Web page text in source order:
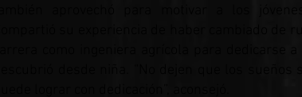
también aprovechó para motivar a los
Compartió su experiencia de haber cambiado de
carrera como ingeniera agrícola para dedicarse
descubrió desde niña. “No dejen que los sueños